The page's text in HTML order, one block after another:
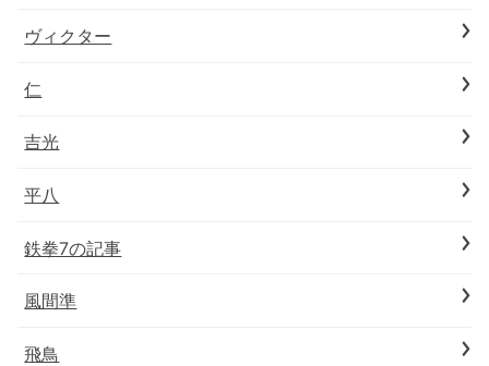
ヴィクター
仁
吉光
平八
鉄拳7の記事
風間準
飛鳥